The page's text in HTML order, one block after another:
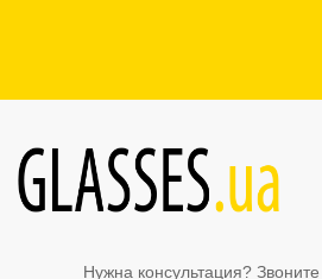
Нужна консультация?